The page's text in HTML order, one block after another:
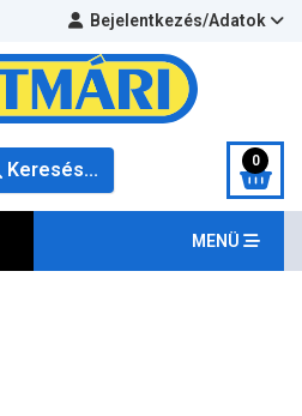
Bejelentkezés/Adatok
Keresés... 0
MENÜ